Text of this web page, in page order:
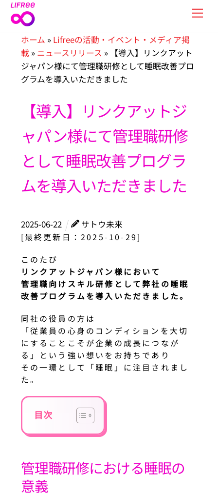
Skip
ホーム » Lifreeの活動・イベント・メディア掲
載 » ニュースリリース »【導入】リンクアット
ジャパン様にて管理職研修として睡眠改善プロ
グラムを導入いただきました
【導入】リンクアットジ
ャパン様にて管理職研修
として睡眠改善プログラ
ムを導入いただきました
2025-06-22
サトウ未来
[最終更新日：2025-10-29]
このたび
リンクアットジャパン様において
管理職向けスキル研修として弊社の睡眠
改善プログラムを導入いただきました。
同社の役員の方は
「従業員の心身のコンディションを大切
にすることこそが企業の成長につなが
る」という強い想いをお持ちであり
その一環として「睡眠」に注目されまし
た。
目次
管理職研修における睡眠の
意義